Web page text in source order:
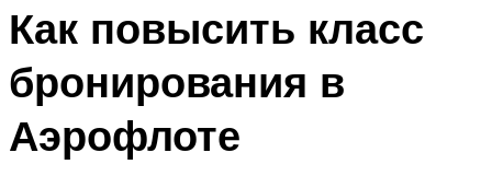
Как повысить класс
бронирования в
Аэрофлоте